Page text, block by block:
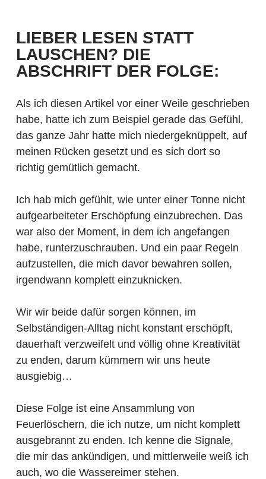
LIEBER LESEN STATT
LAUSCHEN? DIE
ABSCHRIFT DER FOLGE:
Als ich diesen Artikel vor einer Weile geschrieben
habe, hatte ich zum Beispiel gerade das Gefühl,
das ganze Jahr hatte mich niedergeknüppelt, auf
meinen Rücken gesetzt und es sich dort so
richtig gemütlich gemacht.
Ich hab mich gefühlt, wie unter einer Tonne nicht
aufgearbeiteter Erschöpfung einzubrechen. Das
war also der Moment, in dem ich angefangen
habe, runterzuschrauben. Und ein paar Regeln
aufzustellen, die mich davor bewahren sollen,
irgendwann komplett einzuknicken.
Wir wir beide dafür sorgen können, im
Selbständigen-Alltag nicht konstant erschöpft,
dauerhaft verzweifelt und völlig ohne Kreativität
zu enden, darum kümmern wir uns heute
ausgiebig…
Diese Folge ist eine Ansammlung von
Feuerlöschern, die ich nutze, um nicht komplett
ausgebrannt zu enden. Ich kenne die Signale,
die mir das ankündigen, und mittlerweile weiß ich
auch, wo die Wassereimer stehen.